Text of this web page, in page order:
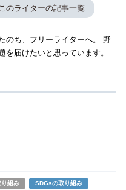
のライターの記事一覧
のち、フリーライターへ。 野
届けたいと思っています。
り組み SDGsの取り組み